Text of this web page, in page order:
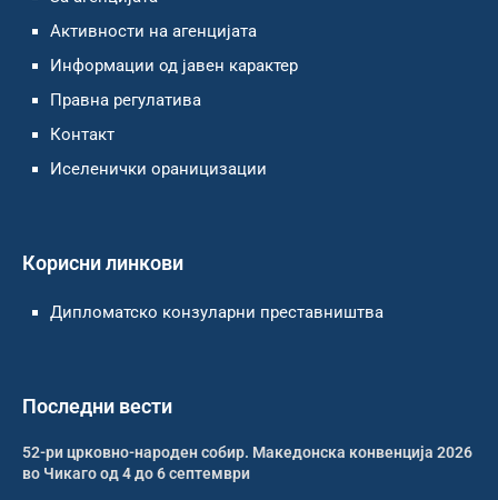
Активности на агенцијата
Информации од јавен карактер
Правна регулатива
Контакт
Иселенички ораницизации
Корисни линкови
Дипломатско конзуларни преставништва
Последни вести
52-ри црковно-народен собир. Македонска конвенција 2026
во Чикаго од 4 до 6 септември